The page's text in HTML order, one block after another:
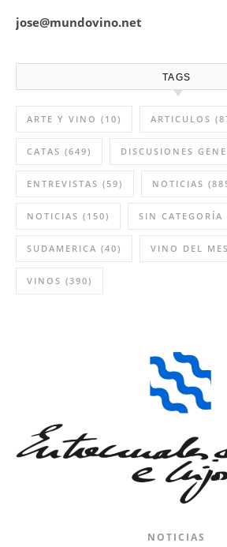
jose@mundovino.net
TAGS
ARTE Y VINO (10) ARTICULOS
CATAS (649) DISCUSIONES
ENTREVISTAS (59) NOTICIAS
NOTICIAS (150) SIN CATEGORÍA
SUDAMERICA (40) VINO DEL MES
VINOS (390)
NOTICIAS